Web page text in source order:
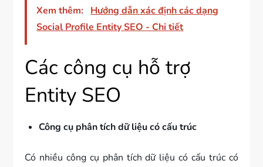
Xem thêm: Hướng dẫn xác định các dạng
Social Profile Entity SEO - Chi tiết
Các công cụ hỗ trợ
Entity SEO
Công cụ phân tích dữ liệu có cấu trúc
Có nhiều công cụ phân tích dữ liệu có cấu trúc có